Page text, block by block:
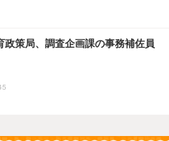
政策局、調査企画課の事務補佐員